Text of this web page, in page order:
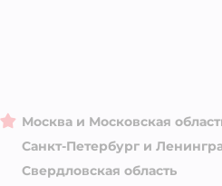
Москва и Московская
Санкт-Петербург и
Свердловская область